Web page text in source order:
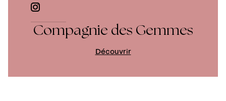
Compagnie des Gemmes
Découvrir